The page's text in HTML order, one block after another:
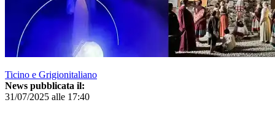
Ticino e Grigionitaliano
News pubblicata il:
31/07/2025 alle 17:40